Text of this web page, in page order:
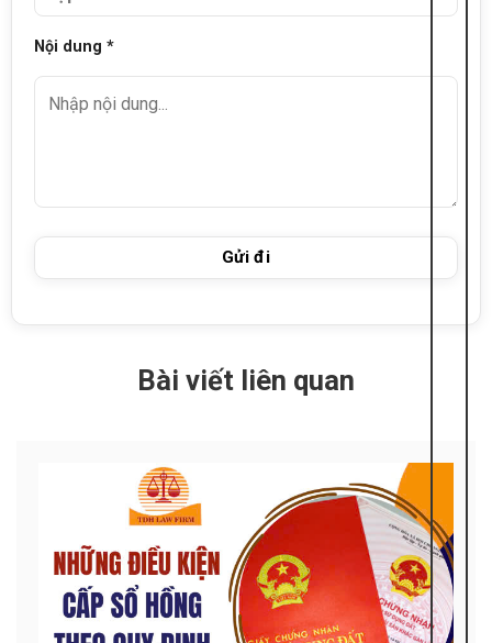
Nội dung *
Bài viết liên quan